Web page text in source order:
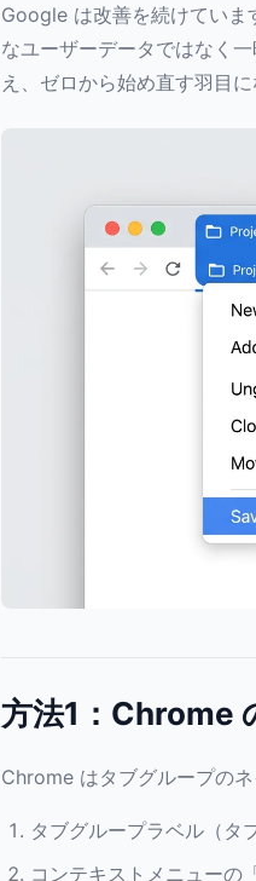
Google は改善を続けていま
なユーザーデータではなく
え、ゼロから始め直す羽目
方法1：Chrome
Chrome はタブグループの
タブグループラベル（タ
コンテキストメニューの